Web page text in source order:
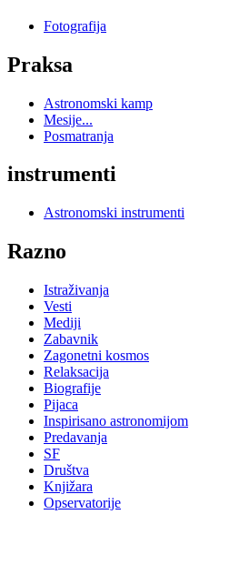
Fotografija
Praksa
Astronomski kamp
Mesije...
Posmatranja
instrumenti
Astronomski instrumenti
Razno
Istraživanja
Vesti
Mediji
Zabavnik
Zagonetni kosmos
Relaksacija
Biografije
Pijaca
Inspirisano astronomijom
Predavanja
SF
Društva
Knjižara
Opservatorije